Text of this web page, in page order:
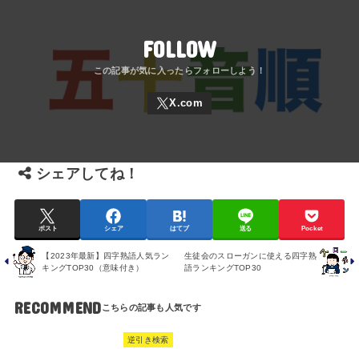
FOLLOW
シェアしてね！
ポスト シェア はてブ 送る Pocket
【2023年最新】四字熟語人気ラン
キングTOP30（意味付き）
生徒会のスローガンに使える四字熟
語ランキングTOP30
RECOMMEND
逆引き検索